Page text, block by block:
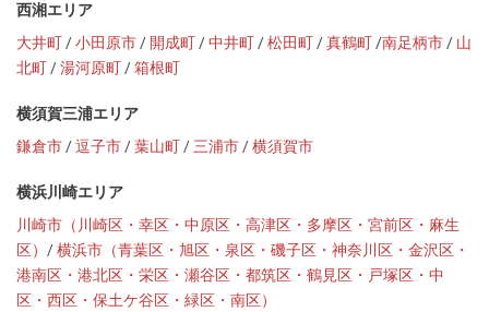
西湘エリア
大井町 /小田原市/ 開成町 /中井町 /松田町 /真鶴町 /南足柄市/ 山
北町 /湯河原町 /箱根町
横須賀三浦エリア
鎌倉市/逗子市/葉山町/三浦市/横須賀市
横浜川崎エリア
川崎市（川崎区・幸区・中原区・高津区・多摩区・宮前区・麻生
区） /横浜市（青葉区・旭区・泉区・磯子区・神奈川区・金沢区・
港南区・港北区・栄区・瀬谷区・都筑区・鶴見区・戸塚区・中
区・西区・保土ケ谷区・緑区・南区）